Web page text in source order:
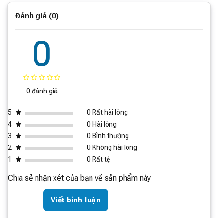
ánh sáng xanh thấp, Redmi A Pro 2025 bảo vệ mắt hiệu
mà không lo mỏi mắt.
Hệ thống loa kép âm thanh nổi
Ở phiên bản mới nhất Redmi A Pro cũng được trang bị
và đầy, còn âm trầm trầm ấm và sâu, tạo hiệu ứng âm
thanh vòm sống động. Nhờ vậy người dùng có thể tận
hưởng bữa tiệc thị giác và thính giác như ở rạp chiếu
phim ngay tại nhà.
Cấu hình mạnh mẽ, chơi game mượt mà
Redmi A Pro 43 bản 2025 được trang bị bộ xử lý lõi tứ
với hiệu suất cao đem lại trải nghiệm vượt trội. Bên
cạnh đó, tivi còn được hỗ trợ bộ nhớ lớn 3GB + 64GB có
Đánh giá (0)
0
0 đánh giá
5 0 Rất hài lòng
4
0 Hài lòng
3
0 Bình thường
2
0 Không hài lòng
1
0 Rất tệ
Chia sẻ nhận xét của bạn về sản phẩm này
Viết bình luận